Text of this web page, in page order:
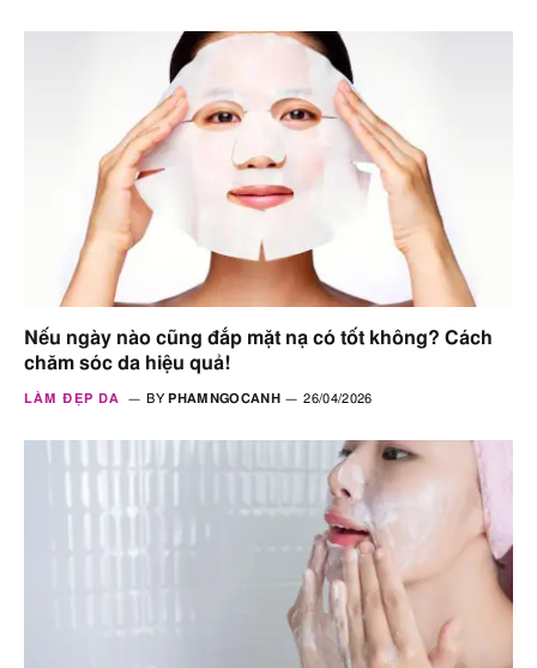
Nếu ngày nào cũng đắp mặt nạ có tốt không? Cách
chăm sóc da hiệu quả!
LÀM ĐẸP DA BY PHAMNGOCANH 26/04/2026